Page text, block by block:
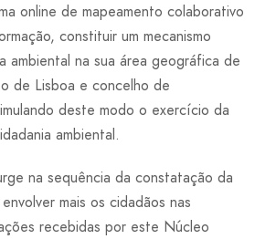
online de mapeamento colaborativo
constituir um mecanismo
ambiental na sua área geográfica de
de Lisboa e concelho de
deste modo o exercício da
ambiental.
na sequência da constatação da
mais os cidadãos nas
recebidas por este Núcleo